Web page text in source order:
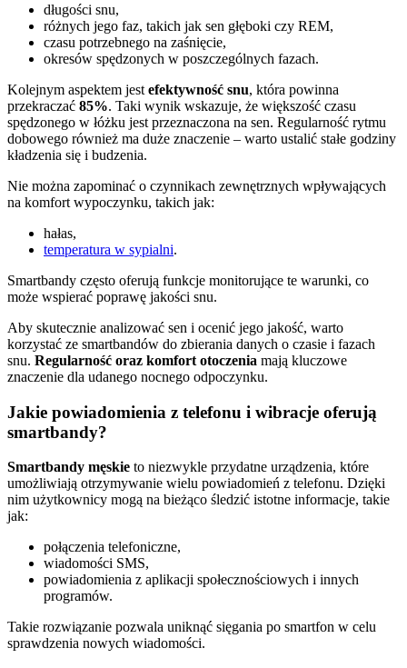
długości snu,
różnych jego faz, takich jak sen głęboki czy REM,
czasu potrzebnego na zaśnięcie,
okresów spędzonych w poszczególnych fazach.
Kolejnym aspektem jest efektywność snu, która powinna
przekraczać 85%. Taki wynik wskazuje, że większość czasu
spędzonego w łóżku jest przeznaczona na sen. Regularność rytmu
dobowego również ma duże znaczenie – warto ustalić stałe godziny
kładzenia się i budzenia.
Nie można zapominać o czynnikach zewnętrznych wpływających
na komfort wypoczynku, takich jak:
hałas,
temperatura w sypialni.
Smartbandy często oferują funkcje monitorujące te warunki, co
może wspierać poprawę jakości snu.
Aby skutecznie analizować sen i ocenić jego jakość, warto
korzystać ze smartbandów do zbierania danych o czasie i fazach
snu. Regularność oraz komfort otoczenia mają kluczowe
znaczenie dla udanego nocnego odpoczynku.
Jakie powiadomienia z telefonu i wibracje oferują
smartbandy?
Smartbandy męskie to niezwykle przydatne urządzenia, które
umożliwiają otrzymywanie wielu powiadomień z telefonu. Dzięki
nim użytkownicy mogą na bieżąco śledzić istotne informacje, takie
jak:
połączenia telefoniczne,
wiadomości SMS,
powiadomienia z aplikacji społecznościowych i innych
programów.
Takie rozwiązanie pozwala uniknąć sięgania po smartfon w celu
sprawdzenia nowych wiadomości.